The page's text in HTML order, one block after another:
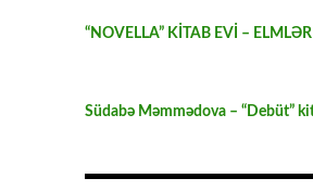
“NOVELLA” KİTAB EVİ – ELMLƏR
Südabə Məmmədova – “Debüt”